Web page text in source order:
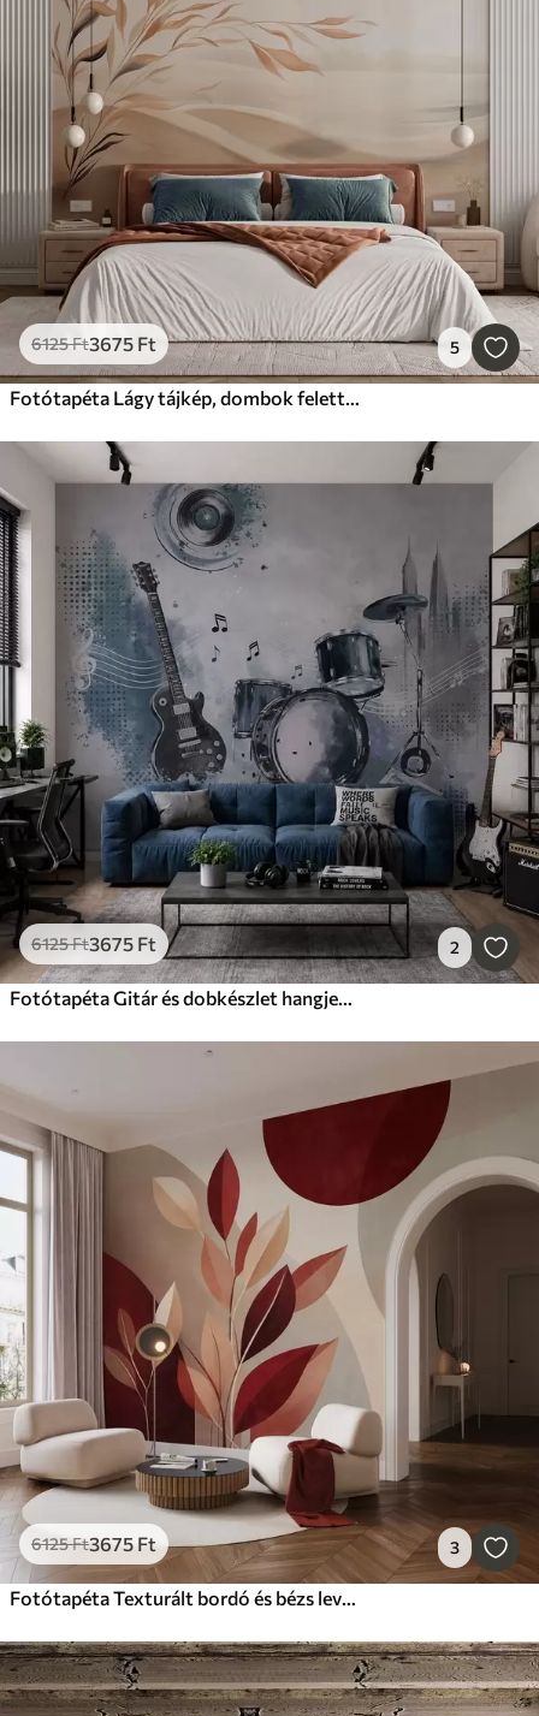
6125Ft3675 Ft 5
Fotótapéta Lágy tájkép, dombok felett ívelő ágakkal, világos bézs árnyalatokban
6125Ft3675 Ft 2
Fotótapéta Gitár és dobkészlet hangjegyekkel
6125Ft3675 Ft 3
Fotótapéta Texturált bordó és bézs levelek absztrakt formákból álló háttér előtt, minimalizmus, modern művészet